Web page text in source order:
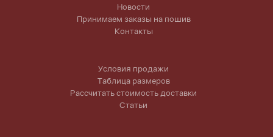
Новости
Принимаем заказы на пошив
Контакты
Условия продажи
Таблица размеров
Рассчитать стоимость доставки
Статьи